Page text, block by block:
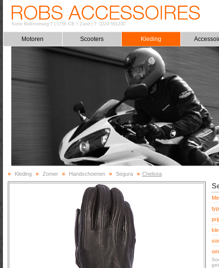
Korte Belkmerweg 7| 1756 CB 't Zand T: 0224 591230
Motoren Scooters Kleding
» Kleding » Zomer » Handschoenen » Segura » Chelsea